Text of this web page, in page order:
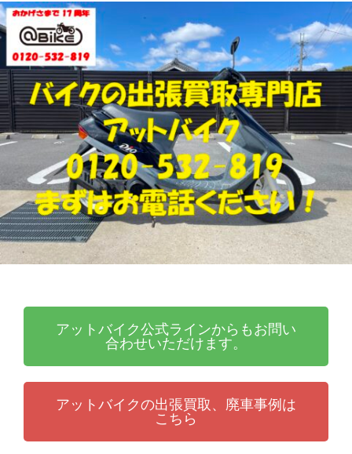
門
店
ア
ッ
ト
バ
イ
イ
ク
出
張
買
取
り
・
取
り
・
廃
車
アットバイク公式ラインからもお問い
合わせいただけます。
アットバイクの出張買取、廃車事例は
こちら
ク